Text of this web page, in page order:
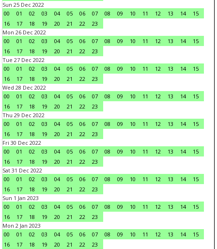
Sun 25 Dec 2022
00
01 02 03 04 05 06 07 08 09 10 11 12 13 14
15
16
17 18 19 20 21 22
23
Mon 26 Dec 2022
00
01 02 03 04 05 06 07 08 09 10 11 12 13 14
15
16
17 18 19 20 21 22
23
Tue 27 Dec 2022
00
01 02 03 04 05 06 07 08 09 10 11 12 13 14
15
16
17 18 19 20 21 22
23
Wed 28 Dec 2022
00
01 02 03 04 05 06 07 08 09 10 11 12 13 14
15
16
17 18 19 20 21 22
23
Thu 29 Dec 2022
00
01 02 03 04 05 06 07 08 09 10 11 12 13 14
15
16
17 18 19 20 21 22
23
Fri 30 Dec 2022
00
01 02 03 04 05 06 07 08 09 10 11 12 13 14
15
16
17 18 19 20 21 22
23
Sat 31 Dec 2022
00
01 02 03 04 05 06 07 08 09 10 11 12 13 14
15
16
17 18 19 20 21 22
23
Sun 1 Jan 2023
00
01 02 03 04 05 06 07 08 09 10 11 12 13 14
15
16
17 18 19 20 21 22
23
Mon 2 Jan 2023
00
01 02 03 04 05 06 07 08 09 10 11 12 13 14
15
16
17 18 19 20 21 22
23